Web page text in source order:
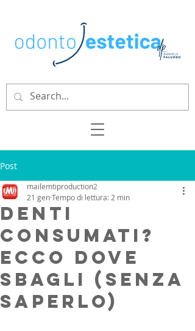
Post
Denti
consumati?
Ecco dove
sbagli (senza
saperlo)
mailemtiproduction2
21 genTempo di lettura: 2 min